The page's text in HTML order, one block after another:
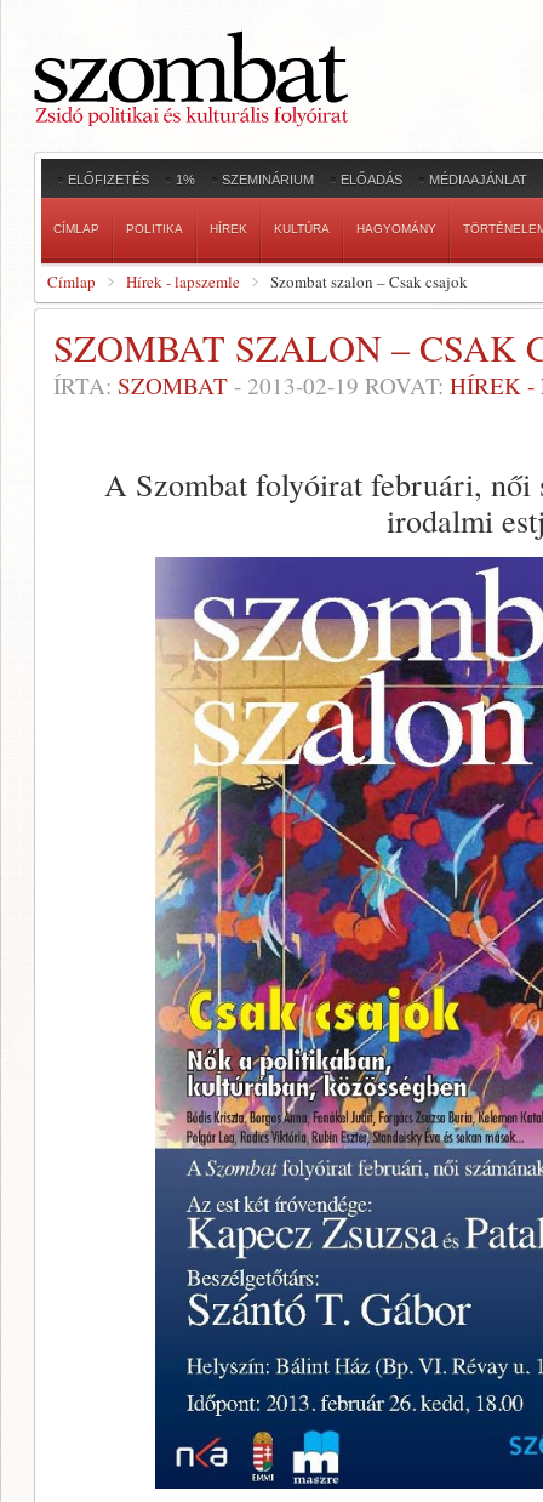
ELŐFIZETÉS 1% SZEMINÁRIUM ELŐADÁS MÉDIAAJÁNLAT
CÍMLAP POLITIKA HÍREK KULTÚRA HAGYOMÁNY
Címlap Hírek - lapszemle Szombat szalon – Csak csajok
SZOMBAT SZALON – CSAK
ÍRTA: SZOMBAT - 2013-02-19 ROVAT: HÍREK -
A Szombat folyóirat februári, női
irodalmi